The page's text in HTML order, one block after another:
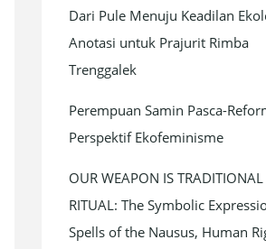
f
o
r
Dari Pule Menuju Keadilan
Anotasi untuk Prajurit Rimba
Trenggalek
Perempuan Samin Pasca-
Perspektif Ekofeminisme
OUR WEAPON IS TRADITIONAL
RITUAL: The Symbolic
Spells of the Nausus, Human